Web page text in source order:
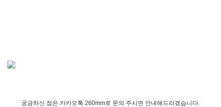
궁금하신 점은 카카오톡 260mm로 문의 주시면 안내해드리겠습니다.